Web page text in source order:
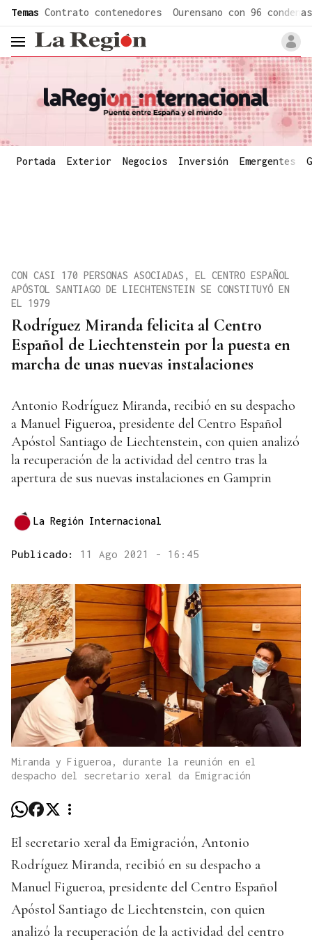
Temas Contrato contenedores Ourensano con 96 condenas
header.menu.open
Portada Exterior Negocios Inversión Emergentes
Rodríguez Miranda felicita al Centro
Español de Liechtenstein por la puesta en
marcha de unas nuevas instalaciones
CON CASI 170 PERSONAS ASOCIADAS, EL CENTRO ESPAÑOL
APÓSTOL SANTIAGO DE LIECHTENSTEIN SE CONSTITUYÓ EN
EL 1979
Antonio Rodríguez Miranda, recibió en su despacho
a Manuel Figueroa, presidente del Centro Español
Apóstol Santiago de Liechtenstein, con quien analizó
la recuperación de la actividad del centro tras la
apertura de sus nuevas instalaciones en Gamprin
La Región Internacional
Publicado: 11 Ago 2021 - 16:45
Miranda y Figueroa, durante la reunión en el
despacho del secretario xeral da Emigración
El secretario xeral da Emigración, Antonio
Rodríguez Miranda, recibió en su despacho a
Manuel Figueroa, presidente del Centro Español
Apóstol Santiago de Liechtenstein, con quien
analizó la recuperación de la actividad del centro